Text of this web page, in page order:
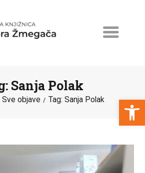
Open toolbar
Sanja Polak
Sve objave Tag: Sanja Polak